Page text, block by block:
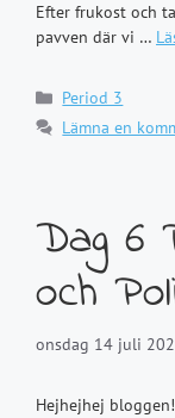
Efter frukost och
pavven där vi …
Kategorier
Period 3
Lämna en
Dag 6
och
onsdag 14 juli
Hejhejhej